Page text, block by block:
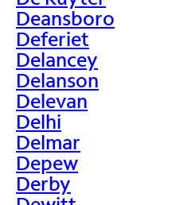
Deansboro
Deferiet
Delancey
Delanson
Delevan
Delhi
Delmar
Depew
Derby